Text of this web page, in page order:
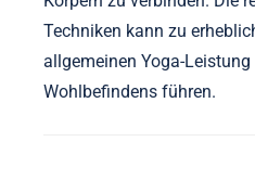
Techniken kann zu
allgemeinen Yoga-
Wohlbefindens führen.